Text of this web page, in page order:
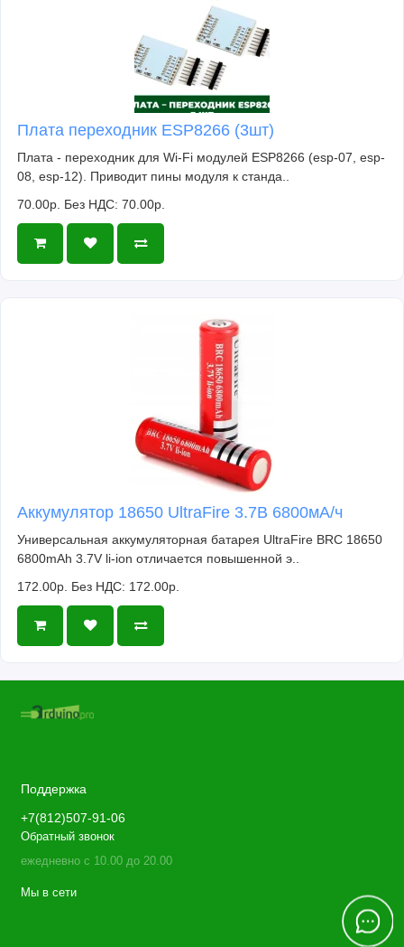
Плата переходник ESP8266 (3шт)
Плата - переходник для Wi-Fi модулей ESP8266 (esp-07, esp-
08, esp-12). Приводит пины модуля к станда..
70.00р. Без НДС: 70.00р.
Аккумулятор 18650 UltraFire 3.7В 6800мА/ч
Универсальная аккумуляторная батарея UltraFire BRC 18650
6800mAh 3.7V li-ion отличается повышенной э..
172.00р. Без НДС: 172.00р.
Поддержка
+7(812)507-91-06
Обратный звонок
ежедневно с 10.00 до 20.00
Мы в сети